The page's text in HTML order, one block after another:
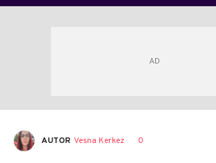
AUTOR Vesna Kerkez 0